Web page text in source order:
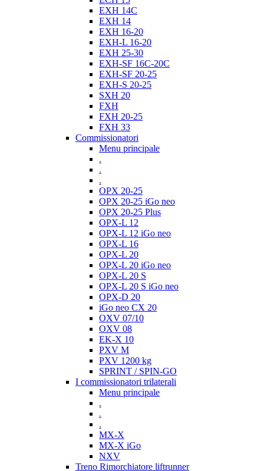
EXH 14C
EXH 14
EXH 16-20
EXH-L 16-20
EXH 25-30
EXH-SF 16C-20C
EXH-SF 20-25
EXH-S 20-25
SXH 20
FXH
FXH 20-25
FXH 33
Commissionatori
Menu principale
.
.
.
OPX 20-25
OPX 20-25 iGo neo
OPX 20-25 Plus
OPX-L 12
OPX-L 12 iGo neo
OPX-L 16
OPX-L 20
OPX-L 20 iGo neo
OPX-L 20 S
OPX-L 20 S iGo neo
OPX-D 20
iGo neo CX 20
OXV 07/10
OXV 08
EK-X 10
PXV M
PXV 1200 kg
SPRINT / SPIN-GO
I commissionatori trilaterali
Menu principale
.
.
.
MX-X
MX-X iGo
NXV
Treno Rimorchiatore liftrunner